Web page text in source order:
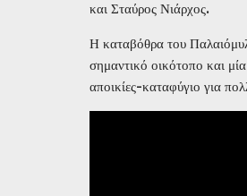
και Σταύρος Νιάρχος.
Η καταβόθρα του
σημαντικό οικότοπο και
αποικίες-καταφύγιο για